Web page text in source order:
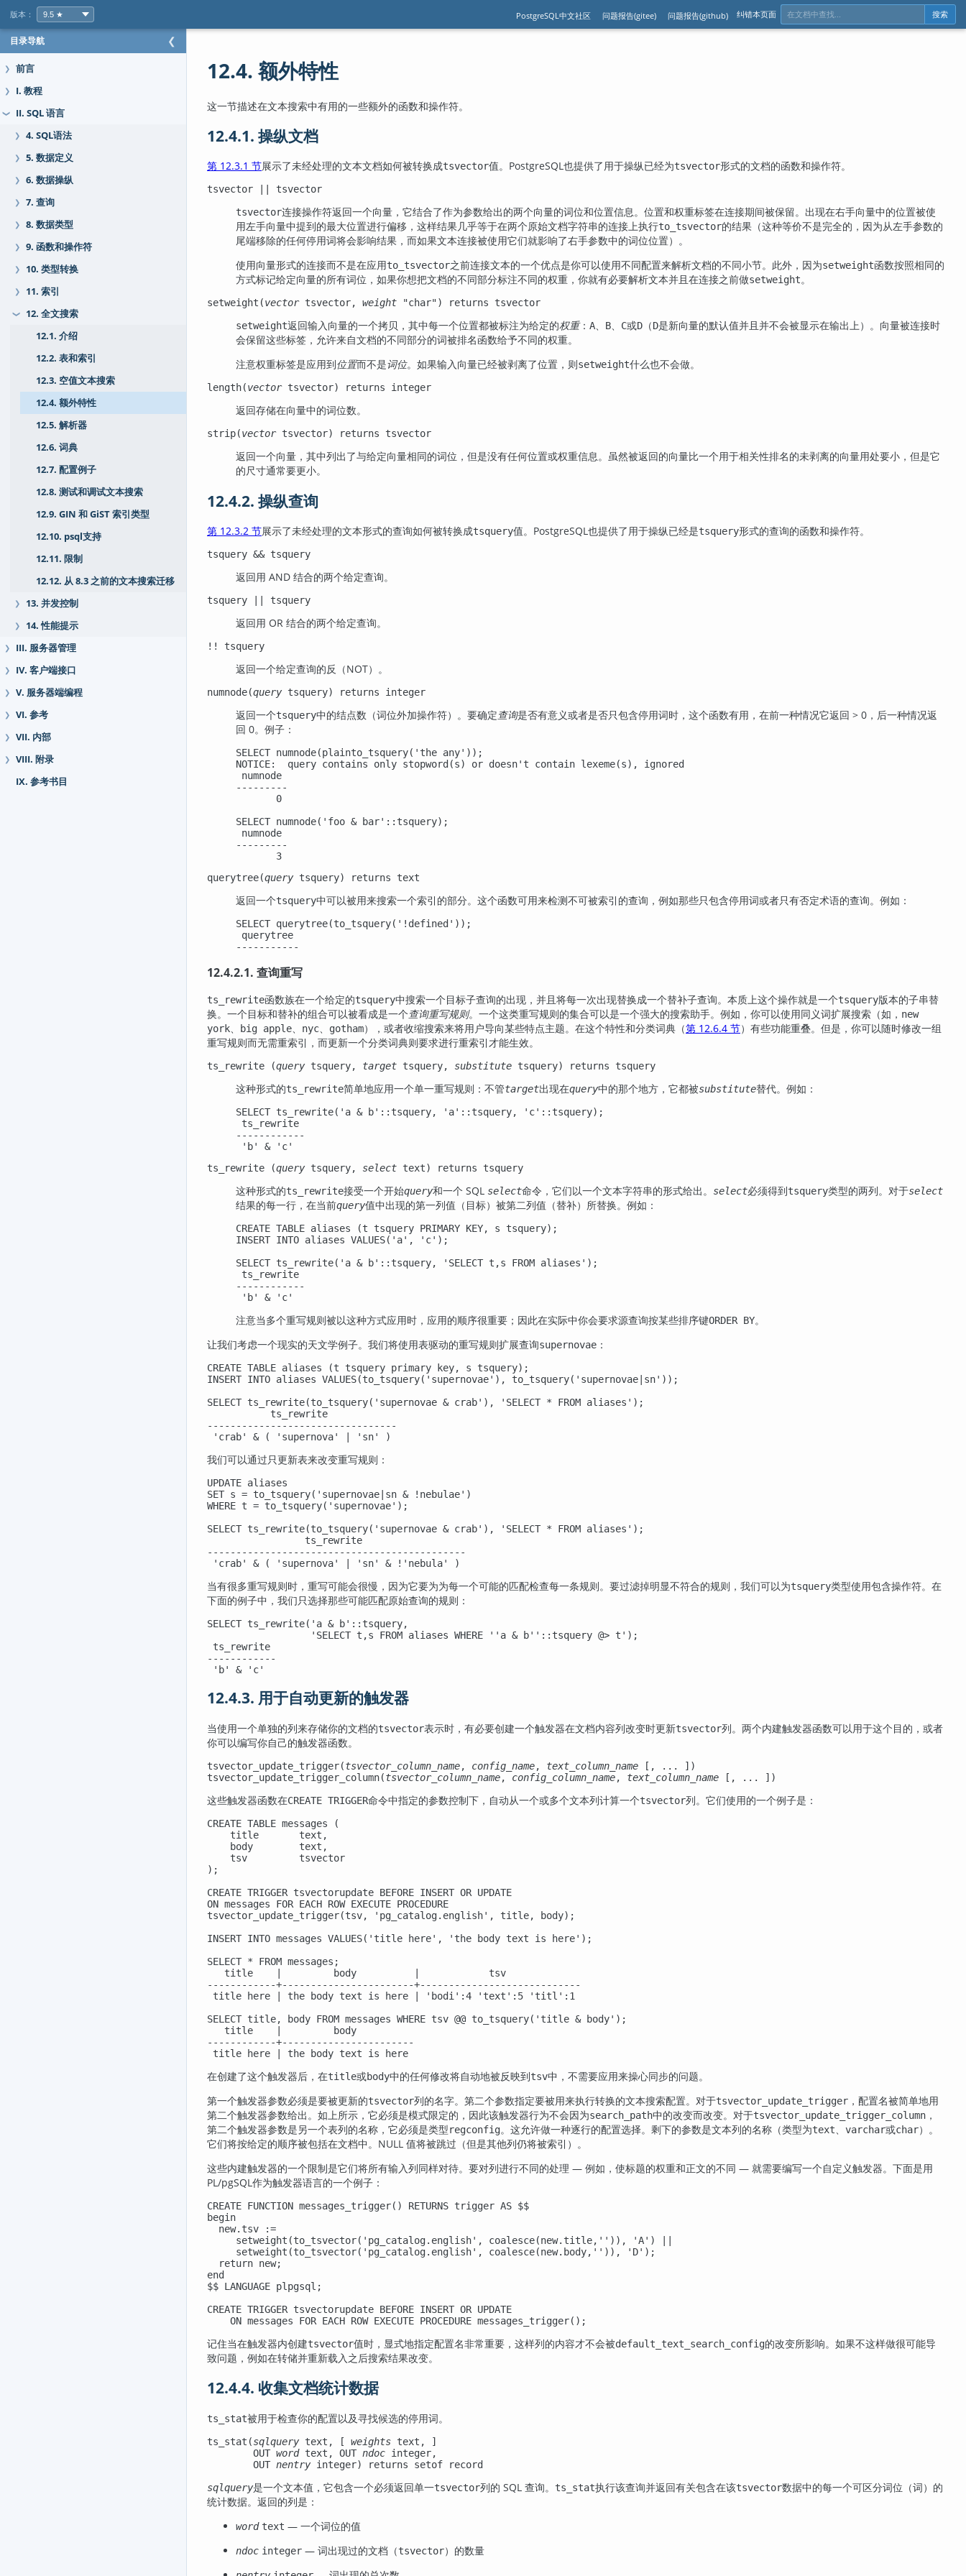
版本： PostgreSQL中文社区 问题报告(gitee) 问题报告(github) 纠错本页面 搜索
目录导航 ❮
❯ 前言
❯ I. 教程
❯ II. SQL 语言
❯ 4. SQL语法
❯ 5. 数据定义
❯ 6. 数据操纵
❯ 7. 查询
❯ 8. 数据类型
❯ 9. 函数和操作符
❯ 10. 类型转换
❯ 11. 索引
❯
12. 全文搜索
12.1. 介绍
12.2. 表和索引
12.3. 空值文本搜索
12.4. 额外特性
12.5. 解析器
12.6. 词典
12.7. 配置例子
12.8. 测试和调试文本搜索
12.9. GIN 和 GiST 索引类型
12.10. psql支持
12.11. 限制
12.12. 从 8.3 之前的文本搜索迁移
❯ 13. 并发控制
❯ 14. 性能提示
❯ III. 服务器管理
❯ IV. 客户端接口
❯ V. 服务器端编程
❯ VI. 参考
❯ VII. 内部
❯
VIII. 附录
IX. 参考书目
12.4. 额外特性
这一节描述在文本搜索中有用的一些额外的函数和操作符。
12.4.1. 操纵文档
第 12.3.1 节展示了未经处理的文本文档如何被转换成tsvector值。 PostgreSQL也提供了用于操纵已经为tsvector形式的文档的函数和操作符。
tsvector
tsvector
tsvector连接操作符返回一个向量，它结合了作为参数给出的两个向量的词位和位置信息。位置和权重标签在连接期间被保留。出现在右手向量中的位置被使
用左手向量中提到的最大位置进行偏移，这样结果几乎等于在两个原始文档字符串的连接上执行to_tsvector的结果（这种等价不是完全的，因为从左手参数的
尾端移除的任何停用词将会影响结果，而如果文本连接被使用它们就影响了右手参数中的词位位置）。
使用向量形式的连接而不是在应用to_tsvector之前连接文本的一个优点是你可以使用不同配置来解析文档的不同小节。此外，因为setweight函数按照相同的
方式标记给定向量的所有词位，如果你想把文档的不同部分标注不同的权重，你就有必要解析文本并且在连接之前做setweight。
setweight(vector tsvector, weight "char") returns tsvector
setweight返回输入向量的一个拷贝，其中每一个位置都被标注为给定的权重： A、 B、 C或D （D是新向量的默认值并且并不会被显示在输出上）。向量被连接时
会保留这些标签，允许来自文档的不同部分的词被排名函数给予不同的权重。
注意权重标签是应用到位置而不是词位。如果输入向量已经被剥离了位置，则setweight什么也不会做。
length(vector tsvector) returns integer
返回存储在向量中的词位数。
strip(vector tsvector) returns tsvector
返回一个向量，其中列出了与给定向量相同的词位，但是没有任何位置或权重信息。虽然被返回的向量比一个用于相关性排名的未剥离的向量用处要小，但是它
的尺寸通常要更小。
12.4.2. 操纵查询
第 12.3.2 节展示了未经处理的文本形式的查询如何被转换成tsquery值。 PostgreSQL也提供了用于操纵已经是tsquery形式的查询的函数和操作符。
tsquery && tsquery
返回用 AND 结合的两个给定查询。
tsquery tsquery
返回用 OR 结合的两个给定查询。
!! tsquery
返回一个给定查询的反（NOT）。
numnode(query tsquery) returns integer
返回一个tsquery中的结点数（词位外加操作符）。要确定查询是否有意义或者是否只包含停用词时，这个函数有用，在前一种情况它返回 > 0，后一种情况返
回 0。例子：
SELECT numnode(plainto_tsquery('the any'));
NOTICE:  query contains only stopword(s) or doesn't contain lexeme(s), ignored
numnode
---------
       0
SELECT numnode('foo & bar'::tsquery);
numnode
---------
       3
querytree(query tsquery) returns text
返回一个tsquery中可以被用来搜索一个索引的部分。这个函数可用来检测不可被索引的查询，例如那些只包含停用词或者只有否定术语的查询。例如：
SELECT querytree(to_tsquery('!defined'));
querytree
-----------
12.4.2.1. 查询重写
ts_rewrite函数族在一个给定的tsquery中搜索一个目标子查询的出现，并且将每一次出现替换成一个替补子查询。本质上这个操作就是一个tsquery版本的子串替
换。一个目标和替补的组合可以被看成是一个查询重写规则。一个这类重写规则的集合可以是一个强大的搜索助手。例如，你可以使用同义词扩展搜索（如， new
york、 big apple、 nyc、 gotham），或者收缩搜索来将用户导向某些特点主题。在这个特性和分类词典（第 12.6.4 节）有些功能重叠。但是，你可以随时修改一组
重写规则而无需重索引，而更新一个分类词典则要求进行重索引才能生效。
ts_rewrite (query tsquery, target tsquery, substitute tsquery) returns tsquery
这种形式的ts_rewrite简单地应用一个单一重写规则：不管target出现在query中的那个地方，它都被substitute替代。例如：
SELECT ts_rewrite('a & b'::tsquery, 'a'::tsquery, 'c'::tsquery);
ts_rewrite
------------
'b' & 'c'
ts_rewrite (query tsquery, select text) returns tsquery
这种形式的ts_rewrite接受一个开始query和一个 SQL select命令，它们以一个文本字符串的形式给出。 select必须得到tsquery类型的两列。对于select
结果的每一行，在当前query值中出现的第一列值（目标）被第二列值（替补）所替换。例如：
CREATE TABLE aliases (t tsquery PRIMARY KEY, s tsquery);
INSERT INTO aliases VALUES('a', 'c');
SELECT ts_rewrite('a & b'::tsquery, 'SELECT t,s FROM aliases');
ts_rewrite
------------
'b' & 'c'
注意当多个重写规则被以这种方式应用时，应用的顺序很重要；因此在实际中你会要求源查询按某些排序键ORDER BY。
让我们考虑一个现实的天文学例子。我们将使用表驱动的重写规则扩展查询supernovae ：
CREATE TABLE aliases (t tsquery primary key, s tsquery);
INSERT INTO aliases VALUES(to_tsquery('supernovae'), to_tsquery('supernovae|sn'));
SELECT ts_rewrite(to_tsquery('supernovae & crab'), 'SELECT * FROM aliases');
           ts_rewrite
---------------------------------
'crab' & ( 'supernova' | 'sn' )
我们可以通过只更新表来改变重写规则：
UPDATE aliases
SET s = to_tsquery('supernovae|sn & !nebulae')
WHERE t = to_tsquery('supernovae');
SELECT ts_rewrite(to_tsquery('supernovae & crab'), 'SELECT * FROM aliases');
                 ts_rewrite
---------------------------------------------
'crab' & ( 'supernova' | 'sn' & !'nebula' )
当有很多重写规则时，重写可能会很慢，因为它要为为每一个可能的匹配检查每一条规则。要过滤掉明显不符合的规则，我们可以为tsquery类型使用包含操作符。在
下面的例子中，我们只选择那些可能匹配原始查询的规则：
SELECT ts_rewrite('a & b'::tsquery,
                  'SELECT t,s FROM aliases WHERE ''a & b''::tsquery @> t');
ts_rewrite
------------
'b' & 'c'
12.4.3. 用于自动更新的触发器
当使用一个单独的列来存储你的文档的tsvector表示时，有必要创建一个触发器在文档内容列改变时更新tsvector列。两个内建触发器函数可以用于这个目的，或者
你可以编写你自己的触发器函数。
tsvector_update_trigger(tsvector_column_name, config_name, text_column_name [ , ...
])
tsvector_update_trigger_column(tsvector_column_name, config_column_name, text_column_name [ , ... ])
这些触发器函数在CREATE TRIGGER命令中指定的参数控制下，自动从一个或多个文本列计算一个tsvector列。它们使用的一个例子是：
CREATE TABLE messages (
    title       text,
    body        text,
    tsv         tsvector
);
CREATE TRIGGER tsvectorupdate BEFORE INSERT OR UPDATE
ON messages FOR EACH ROW EXECUTE PROCEDURE
tsvector_update_trigger(tsv, 'pg_catalog.english', title, body);
INSERT INTO messages VALUES('title here', 'the body text is here');
SELECT * FROM messages;
   title    |         body          |            tsv
------------+-----------------------+----------------------------
title here | the body text is here | 'bodi':4 'text':5 'titl':1
SELECT title, body FROM messages WHERE tsv @@ to_tsquery('title & body');
   title    |         body
------------+-----------------------
title here | the body text is here
在创建了这个触发器后，在title或body中的任何修改将自动地被反映到tsv中，不需要应用来操心同步的问题。
第一个触发器参数必须是要被更新的tsvector列的名字。第二个参数指定要被用来执行转换的文本搜索配置。对于tsvector_update_trigger ，配置名被简单地用
第二个触发器参数给出。如上所示，它必须是模式限定的，因此该触发器行为不会因为search_path中的改变而改变。对于tsvector_update_trigger_column ，
第二个触发器参数是另一个表列的名称，它必须是类型regconfig。这允许做一种逐行的配置选择。剩下的参数是文本列的名称（类型为text varchar或char）。
它们将按给定的顺序被包括在文档中。NULL 值将被跳过（但是其他列仍将被索引）。
这些内建触发器的一个限制是它们将所有输入列同样对待。要对列进行不同的处理 — 例如，使标题的权重和正文的不同 — 就需要编写一个自定义触发器。下面是用
PL/pgSQL 作为触发器语言的一个例子：
CREATE FUNCTION messages_trigger() RETURNS trigger AS $$
begin
  new.tsv :=
     setweight(to_tsvector('pg_catalog.english', coalesce(new.title,'')), 'A') ||
     setweight(to_tsvector('pg_catalog.english', coalesce(new.body,'')), 'D');
  return new;
end
$$ LANGUAGE plpgsql;
CREATE TRIGGER tsvectorupdate BEFORE INSERT OR UPDATE
    ON messages FOR EACH ROW EXECUTE PROCEDURE messages_trigger();
记住当在触发器内创建tsvector值时，显式地指定配置名非常重要，这样列的内容才不会被default_text_search_config的改变所影响。如果不这样做很可能导
致问题，例如在转储并重新载入之后搜索结果改变。
12.4.4. 收集文档统计数据
ts_stat被用于检查你的配置以及寻找候选的停用词。
ts_stat(sqlquery text , [ weights text ,
]
        OUT
word text , OUT ndoc integer,
        OUT
nentry integer) returns setof record
sqlquery是一个文本值，它包含一个必须返回单一tsvector列的 SQL 查询。 ts_stat执行该查询并返回有关包含在该tsvector数据中的每一个可区分词位（词）的
统计数据。返回的列是：
word text — 一个词位的值
ndoc integer — 词出现过的文档（tsvector）的数量